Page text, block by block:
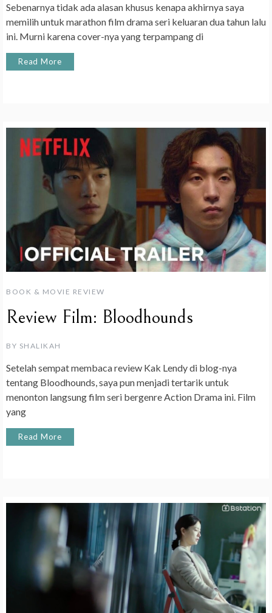
Sebenarnya tidak ada alasan khusus kenapa akhirnya saya
memilih untuk marathon film drama seri keluaran dua tahun lalu
ini. Murni karena cover-nya yang terpampang di
Read More
BOOK & MOVIE REVIEW
Review Film: Bloodhounds
BY SHALIKAH
Setelah sempat membaca review Kak Lendy di blog-nya
tentang Bloodhounds, saya pun menjadi tertarik untuk
menonton langsung film seri bergenre Action Drama ini. Film
yang
Read More